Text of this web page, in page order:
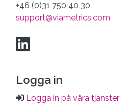
+46 (0)31 750 40 30
support@viametrics.com
Logga in
Logga in på våra tjänster